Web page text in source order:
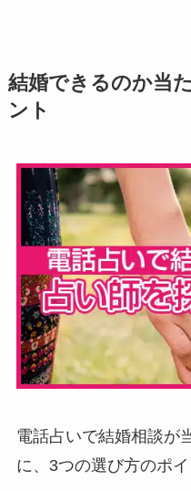
結婚できるのか当
ント
電話占いで結婚相談が
に、3つの選び方のポ